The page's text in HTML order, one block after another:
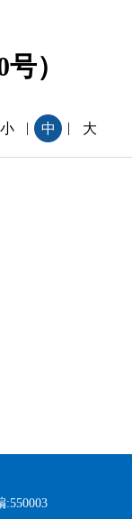
）
小 | 中 | 大
:550003